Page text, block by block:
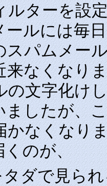
ルターを設
ールには毎
スパムメー
来なくなり
の文字化け
ましたが、
かなくなり
くのが、
ダで見ら